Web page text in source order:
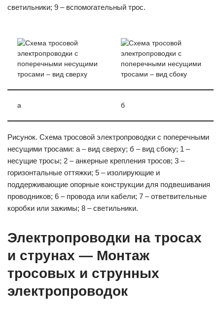
светильники; 9 – вспомогательный трос.
а б
Рисунок. Схема тросовой электропроводки с поперечными
несущими тросами: а – вид сверху; б – вид сбоку; 1 –
несущие тросы; 2 – анкерные крепления тросов; 3 –
горизонтальные оттяжки; 5 – изолирующие и
поддерживающие опорные конструкции для подвешивания
проводников; 6 – провода или кабели; 7 – ответвительные
коробки или зажимы; 8 – светильники.
Электропроводки на тросах
и струнах — Монтаж
тросовых и струнных
электропроводок